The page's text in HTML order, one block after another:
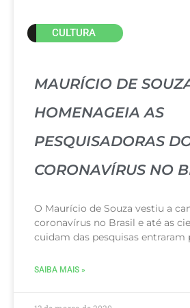
CULTURA
MAURÍCIO DE
HOMENAGEIA AS
PESQUISADORAS
CORONAVÍRUS NO
O Maurício de Souza vestiu a
coronavírus no Brasil e até as
cuidam das pesquisas entraram
SAIBA MAIS »